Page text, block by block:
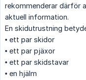
rekommenderar därför
aktuell information.
En skidutrustning
• ett par skidor
• ett par pjäxor
• ett par skidstavar
• en hjälm